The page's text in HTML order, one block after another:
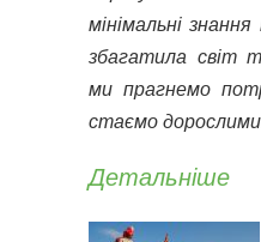
мінімальні
збагатила світ
ми прагнемо
стаємо
Детальніше